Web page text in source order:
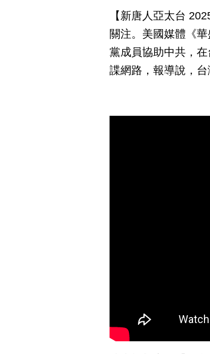
【新唐人亞太台
關注。美國媒體《
黨成員協助中共，
諜網路，報導說，台